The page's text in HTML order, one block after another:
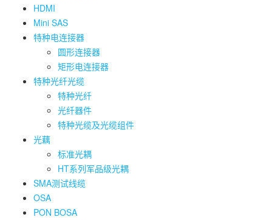
HDMI
Mini SAS
特种电连接器
圆形连接器
矩形电连接器
特种光纤光缆
特种光纤
光纤器件
特种光缆及光缆组件
光藕
标准光耦
HT系列军品级光耦
SMA测试线缆
OSA
PON BOSA